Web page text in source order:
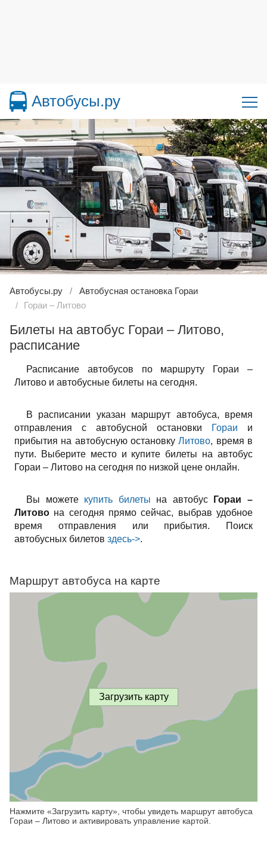
Автобусы.ру
Автобусы.ру
Автобусная остановка Гораи
Гораи – Литово
Билеты на автобус Гораи – Литово,
расписание
Расписание автобусов по маршруту Гораи –
Литово и автобусные билеты на сегодня.
В расписании указан маршрут автобуса, время
отправления с автобусной остановки
Гораи и
прибытия на автобусную остановкуЛитово, время в
пути. Выберите место и купите билеты на автобус
Гораи – Литово на сегодня по низкой цене онлайн.
Вы можете купить билеты на автобус
Гораи –
Литово на сегодня прямо сейчас, выбрав удобное
время отправления или прибытия. Поиск
автобусных билетов здесь->.
Маршрут автобуса на карте
Загрузить карту
Нажмите «Загрузить карту», чтобы увидеть маршрут автобуса
Гораи – Литово и активировать управление картой.